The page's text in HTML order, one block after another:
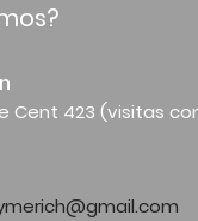
Cent 423 (visitas